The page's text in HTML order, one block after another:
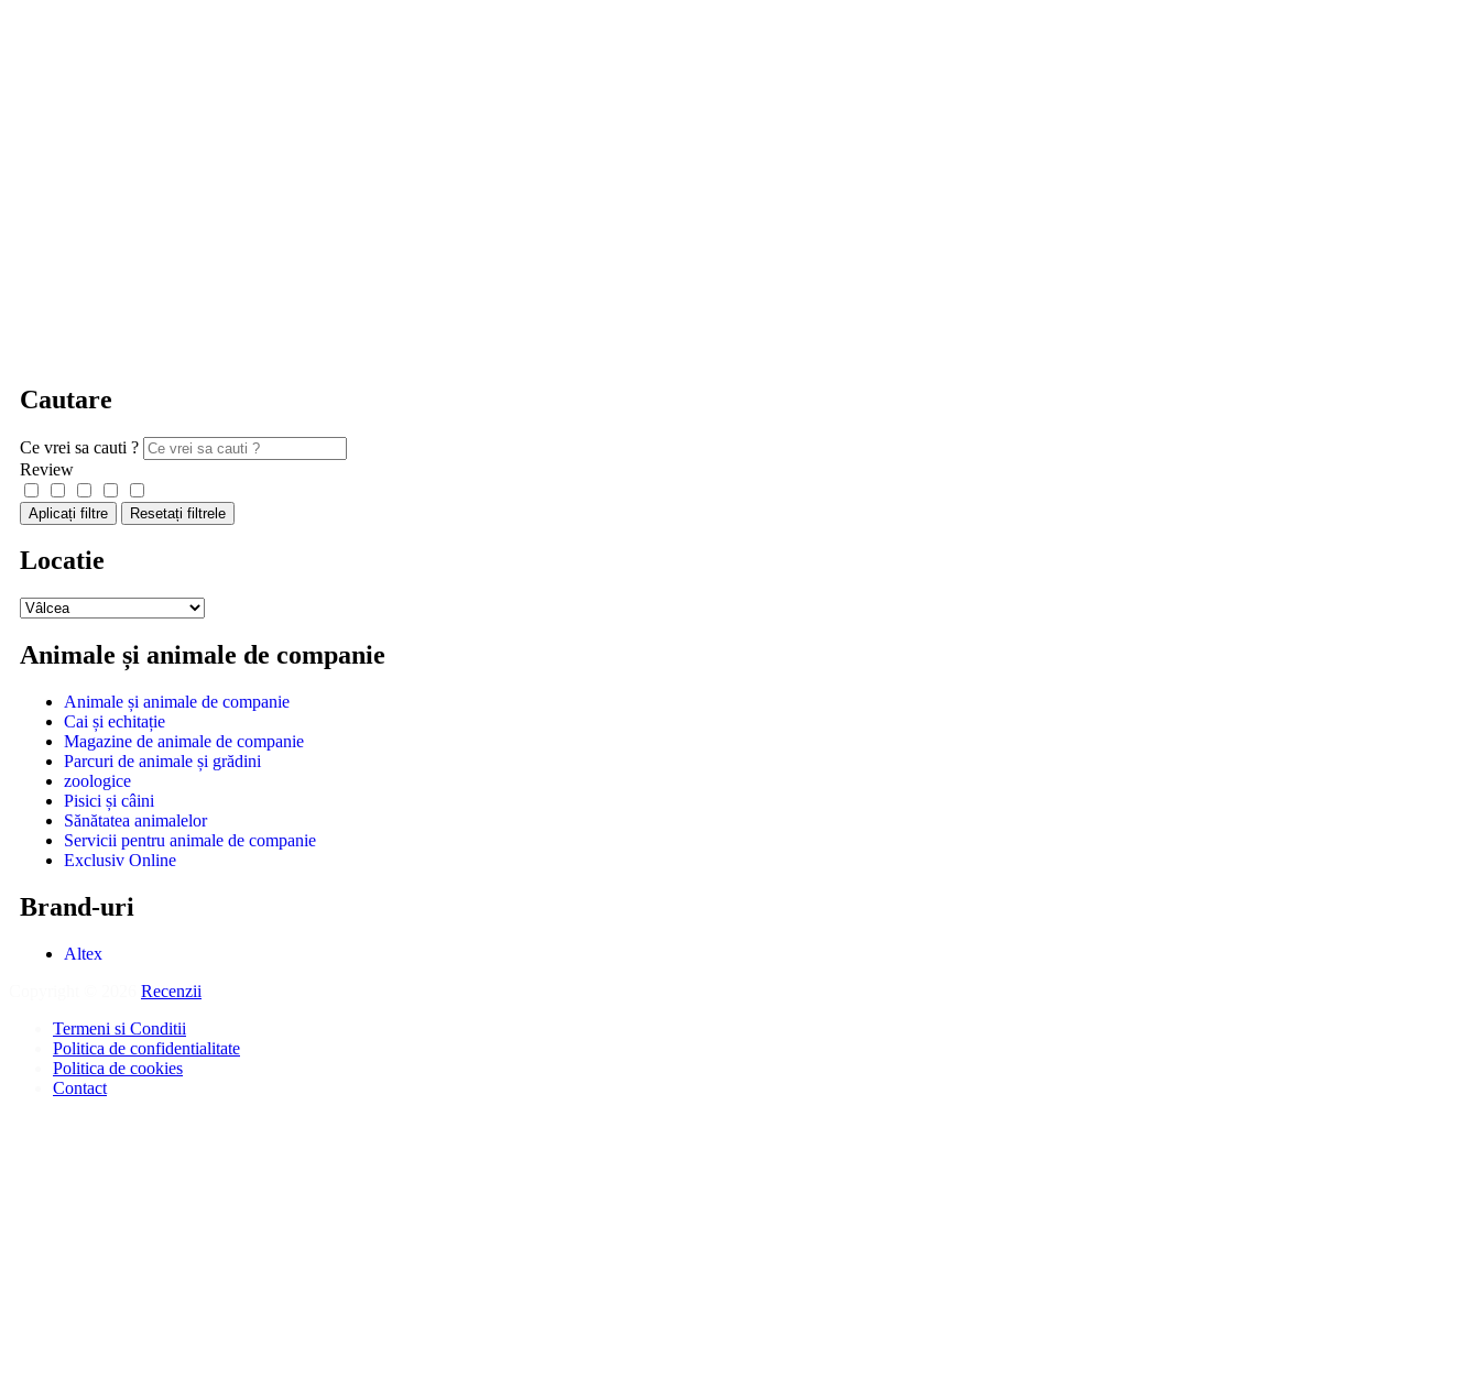
Cautare
Ce vrei sa cauti ?
Review
Aplicați filtre Resetați filtrele
Locatie
Animale și animale de companie
Animale și animale de companie
Cai și echitație
Magazine de animale de companie
Parcuri de animale și grădini
zoologice
Pisici și câini
Sănătatea animalelor
Servicii pentru animale de companie
Exclusiv Online
Brand-uri
Altex
Recenzii
Termeni si Conditii
Politica de confidentialitate
Politica de cookies
Contact